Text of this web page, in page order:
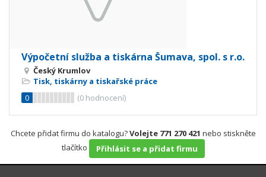
Výpočetní služba a tiskárna Šumava, spol. s r.o.
Český Krumlov
Tisk, tiskárny a tiskařské práce
0
(0 hodnocení)
Chcete přidat firmu do katalogu?Volejte 771 270 421 nebo stiskněte
tlačítko
Přihlásit se a přidat firmu